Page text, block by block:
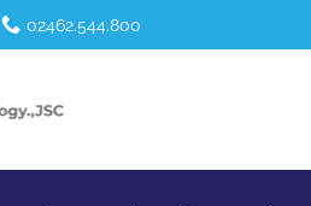
02462.544.800